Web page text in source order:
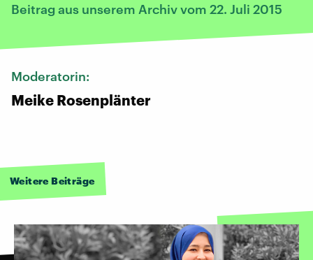
Beitrag aus unserem Archiv vom 22. Juli 2015
Moderatorin:
Meike Rosenplänter
Weitere Beiträge